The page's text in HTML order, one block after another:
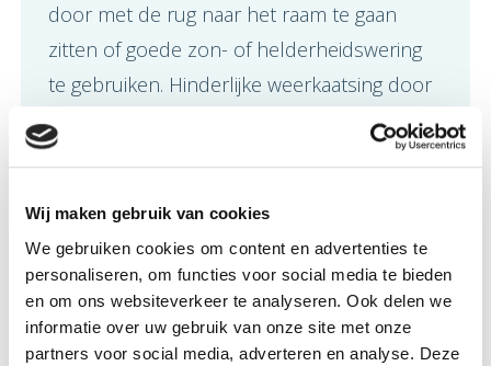
Wij maken gebruik van cookies
We gebruiken cookies om content en advertenties te
personaliseren, om functies voor social media te bieden
en om ons websiteverkeer te analyseren. Ook delen we
informatie over uw gebruik van onze site met onze
partners voor social media, adverteren en analyse. Deze
door met de rug naar het raam te gaan
zitten of goede zon- of helderheidswering
te gebruiken. Hinderlijke weerkaatsing door
wit papier ga je tegen door de positie van de
lamp te veranderen of door het papier
Zorg voor een goede
lichtverdeling
Als je van je werk opkijkt is het prettig als je